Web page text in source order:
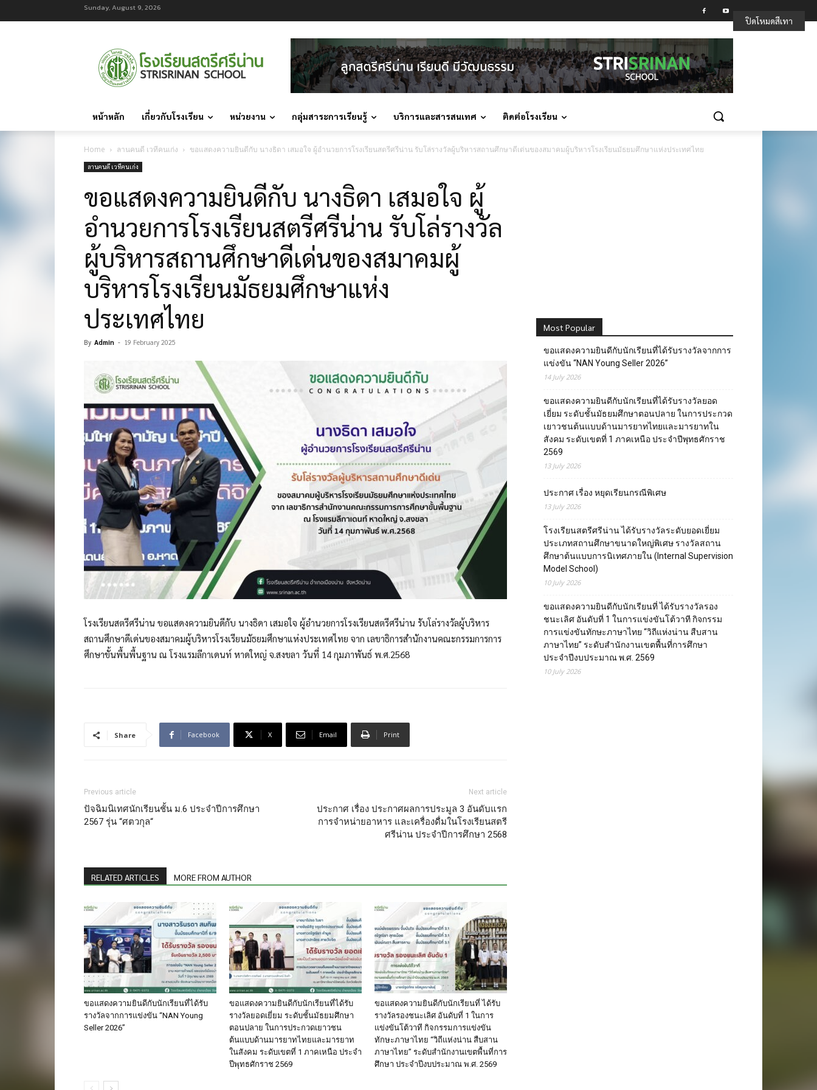
Sunday, August 9, 2026
หน้าหลัก เกี่ยวกับโรงเรียน หน่วยงาน กลุ่มสาระการเรียนรู้ บริการและสารสนเทศ ติดต่อโรงเรียน
Home ลานคนดี เวทีคนเก่ง ขอแสดงความยินดีกับ นางธิดา เสมอใจ ผู้อำนวยการโรงเรียนสตรีศรีน่าน รับโล่รางวัลผู้บริหารสถานศึกษาดีเด่นของสมาคมผู้บริหารโรงเรียนมัธยมศึกษาแห่งประเทศไทย
ลานคนดี เวทีคนเก่ง
ขอแสดงความยินดีกับ นางธิดา เสมอใจ ผู้
อำนวยการโรงเรียนสตรีศรีน่าน รับโล่รางวัล
ผู้บริหารสถานศึกษาดีเด่นของสมาคมผู้
บริหารโรงเรียนมัธยมศึกษาแห่ง
ประเทศไทย
By Admin - 19 February 2025
โรงเรียนสตรีศรีน่าน ขอแสดงความยินดีกับ นางธิดา เสมอใจ ผู้อำนวยการโรงเรียนสตรีศรีน่าน รับโล่รางวัลผู้บริหาร
สถานศึกษาดีเด่นของสมาคมผู้บริหารโรงเรียนมัธยมศึกษาแห่งประเทศไทย จาก เลขาธิการสำนักงานคณะกรรมการการ
ศึกษาขั้นพื้นพื้นฐาน ณ โรงแรมลีกาเดนท์ หาดใหญ่ จ.สงขลา วันที่ 14 กุมภาพันธ์ พ.ศ.2568
Share Facebook X Email Print
Previous article
ปัจฉิมนิเทศนักเรียนชั้น ม.6 ประจำปีการศึกษา
2567 รุ่น “ศตวกุล“
Next article
ประกาศ เรื่อง ประกาศผลการประมูล 3 อันดับแรก
การจำหน่ายอาหาร และเครื่องดื่มในโรงเรียนสตรี
ศรีน่าน ประจำปีการศึกษา 2568
RELATED ARTICLES MORE FROM AUTHOR
ขอแสดงความยินดีกับนักเรียนที่ได้รับ
รางวัลจากการแข่งขัน “NAN Young
Seller 2026”
ขอแสดงความยินดีกับนักเรียนที่ได้รับ
รางวัลยอดเยี่ยม ระดับชั้นมัธยมศึกษา
ตอนปลาย ในการประกวดเยาวชน
ต้นแบบด้านมารยาทไทยและมารยาท
ในสังคม ระดับเขตที่ 1 ภาคเหนือ ประจำ
ปีพุทธศักราช 2569
ขอแสดงความยินดีกับนักเรียนที่ ได้รับ
รางวัลรองชนะเลิศ อันดับที่ 1 ในการ
แข่งขันโต้วาที กิจกรรมการแข่งขัน
ทักษะภาษาไทย “วิถีแห่งน่าน สืบสาน
ภาษาไทย” ระดับสำนักงานเขตพื้นที่การ
ศึกษา ประจำปีงบประมาณ พ.ศ. 2569
Most Popular
ขอแสดงความยินดีกับนักเรียนที่ได้รับรางวัลจากการ
แข่งขัน “NAN Young Seller 2026”
14 July 2026
ขอแสดงความยินดีกับนักเรียนที่ได้รับรางวัลยอด
เยี่ยม ระดับชั้นมัธยมศึกษาตอนปลาย ในการประกวด
เยาวชนต้นแบบด้านมารยาทไทยและมารยาทใน
สังคม ระดับเขตที่ 1 ภาคเหนือ ประจำปีพุทธศักราช
2569
13 July 2026
ประกาศ เรื่อง หยุดเรียนกรณีพิเศษ
13 July 2026
โรงเรียนสตรีศรีน่าน ได้รับรางวัลระดับยอดเยี่ยม
ประเภทสถานศึกษาขนาดใหญ่พิเศษ รางวัลสถาน
ศึกษาต้นแบบการนิเทศภายใน (Internal Supervision
Model School)
10 July 2026
ขอแสดงความยินดีกับนักเรียนที่ ได้รับรางวัลรอง
ชนะเลิศ อันดับที่ 1 ในการแข่งขันโต้วาที กิจกรรม
การแข่งขันทักษะภาษาไทย “วิถีแห่งน่าน สืบสาน
ภาษาไทย” ระดับสำนักงานเขตพื้นที่การศึกษา
ประจำปีงบประมาณ พ.ศ. 2569
10 July 2026
ปิดโหมดสีเทา